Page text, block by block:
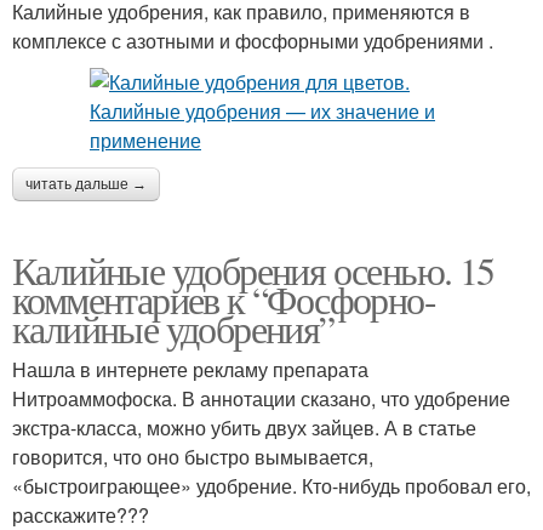
Калийные удобрения, как правило, применяются в
комплексе с азотными и фосфорными удобрениями .
читать дальше →
Калийные удобрения осенью. 15
комментариев к “Фосфорно-
калийные удобрения”
Нашла в интернете рекламу препарата
Нитроаммофоска. В аннотации сказано, что удобрение
экстра-класса, можно убить двух зайцев. А в статье
говорится, что оно быстро вымывается,
«быстроиграющее» удобрение. Кто-нибудь пробовал его,
расскажите???